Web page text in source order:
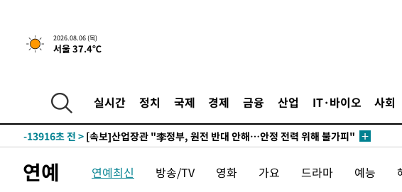
2026.08.06 (목)
서울 37.4℃
실시간 정치 국제 경제 금융 산업 IT·바이오 사회
-25180초 전 >손흥민, 5경기 연속골 실패…LAFC는 승부차기 끝 과달라하라 격파
-17396초 전 >
"美간섭에 합의 지연"…트럼프, '이란 호르무즈 통제권' 수용할까
-13916초 전 >[속보]산업장관 "李정부, 원전 반대 안해…안정 전력 위해 불가피"
-12613초 전 >[속보]경찰, '홍명보 선임 논란' 대한축구협회·축구회관 등 압수수
색
-12000초 전 >
[속보]산업장관 "美무역법 제301조 과잉생산 결과 발표 8월 중 예
상
-11793초 전 >
[속보]코스피 매도사이드카 발동…4%대 급락
연예 연예최신 방송/TV 영화 가요 드라마 예능